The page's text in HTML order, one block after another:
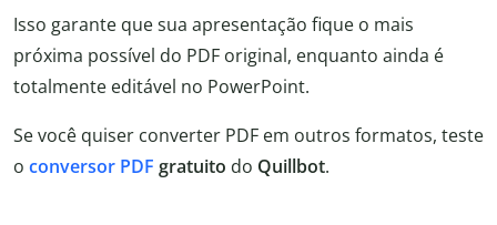
Isso garante que sua apresentação fique o mais
próxima possível do PDF original, enquanto ainda é
totalmente editável no PowerPoint.
Se você quiser converter PDF em outros formatos, teste
o conversor PDF gratuito do Quillbot.